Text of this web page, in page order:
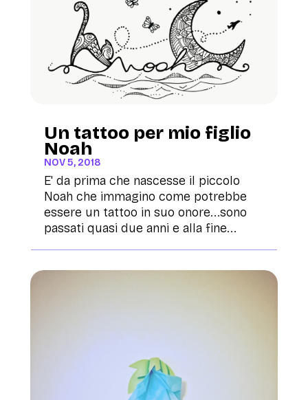
Un tattoo per mio figlio
Noah
NOV 5, 2018
E' da prima che nascesse il piccolo
Noah che immagino come potrebbe
essere un tattoo in suo onore...sono
passati quasi due anni e alla fine...